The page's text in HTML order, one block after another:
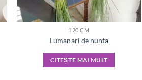
120 CM
Lumanari de nunta
CITEȘTE MAI MULT